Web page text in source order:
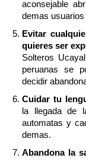
aconsejable
demas
Evitar
quieres ser
Solteros
peruanas se
decidir
Cuidar tu
la llegada de
automatas y
demas.
Abandona la